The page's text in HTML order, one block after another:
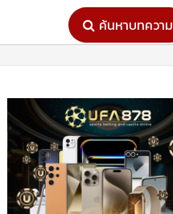
ค้นหาบทความ